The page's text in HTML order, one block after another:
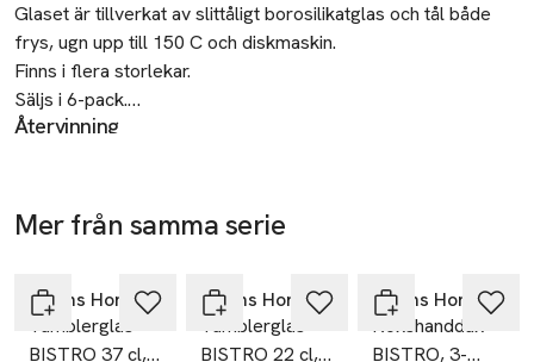
Glaset är tillverkat av slittåligt borosilikatglas och tål både
frys, ugn upp till 150 C och diskmaskin.
Finns i flera storlekar.
Säljs i 6-pack.
• Ugnssäker upp till 150 C
• Tål diskmaskin
• Finns i flera storlekar
Återvinning
Åhléns AB
113 43 Stockholm
Sweden
Mer från samma serie
Åhléns Home
Tumblerglas
BISTRO 37 cl,
Åhléns Home
Tumblerglas
BISTRO 22 cl,
Åhléns Home
Kökshandduk
BISTRO, 3-